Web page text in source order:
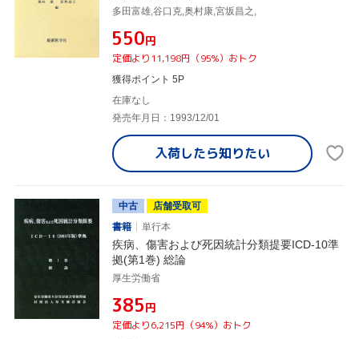
多田富雄,谷口克,奥村康,宮坂昌之,
¥550円
定価より11,198円（95%）おトク
獲得ポイント 5P
在庫なし
発売年月日：1993/12/01
入荷したら知りたい
中古
店舗受取可
書籍
単行本
疾病、傷害および死因統計分類提要ICD-10準
拠(第1巻) 総論
厚生労働省
¥385円
定価より6,215円（94%）おトク